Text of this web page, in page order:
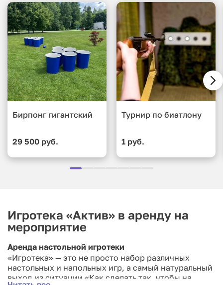
Бирпонг гигантский
29 500 руб.
Турнир по биатлону
1 руб.
Игротека «Актив» в аренду на
мероприятие
Аренда настольной игротеки
«Игротека» — это не просто набор различных
настольных и напольных игр, а самый натуральный
выход из ситуации «Как сделать так, чтобы на